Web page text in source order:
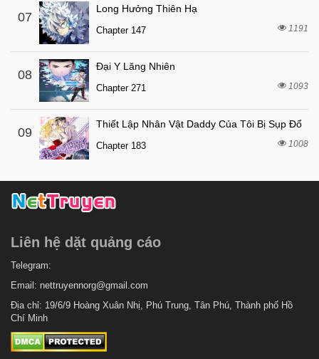
Chapter 7 7 tháng trước
Chapter 6
Chapter 5 7 tháng trước
Chapter 4
Chapter 3
Chapter 2 7 tháng trước
Chapter 1
07
Long Hưởng Thiên Hạ
Chapter 147 1191
08
Đại Y Lăng Nhiên
Chapter 271 1093
09
Thiết Lập Nhân Vật Daddy Của Tôi Bị Sụp Đổ
Chapter 183 1008
Liên hệ dặt quảng cáo
Telegram:
Email: nettruyennorg@gmail.com
Địa chỉ: 19/6/9 Hoàng Xuân Nhị, Phú Trung, Tân Phú, Thành phố Hồ
Chí Minh